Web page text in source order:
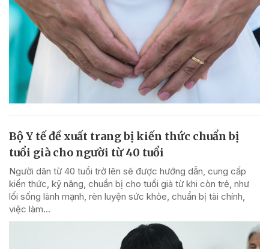
Bộ Y tế đề xuất trang bị kiến thức chuẩn bị
tuổi già cho người từ 40 tuổi
Người dân từ 40 tuổi trở lên sẽ được hướng dẫn, cung cấp
kiến thức, kỹ năng, chuẩn bị cho tuổi già từ khi còn trẻ, như
lối sống lành mạnh, rèn luyện sức khỏe, chuẩn bị tài chính,
việc làm...